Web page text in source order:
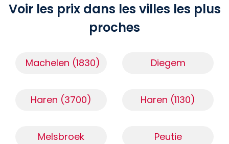
Voir les prix dans les villes les plus
proches
Machelen (1830) Diegem
Haren (3700) Haren (1130)
Melsbroek Peutie